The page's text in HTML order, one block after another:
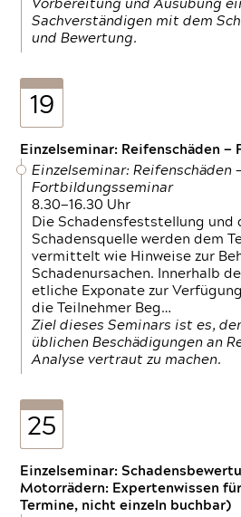
Vorbereitung und Ausübung
Sachverständigen mit dem
und Bewertung.
19
Einzelseminar: Reifenschäden
Einzelseminar: Reifenschäden
Fortbildungsseminar
8.30—16.30 Uhr
Die Schadensfeststellung und
Schadensquelle werden dem
vermittelt wie Hinweise zur
Schadenursachen. Innerhalb
etliche Exponate zur
die Teilnehmer Beg…
Ziel dieses Seminars ist es,
üblichen Beschädigungen an
Analyse vertraut zu machen.
25
Einzelseminar:
Motorrädern: Expertenwissen
Termine, nicht einzeln buchbar)